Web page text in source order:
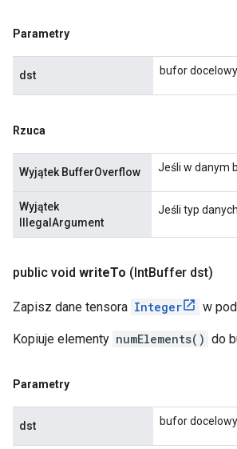
Parametry
dst bufor docelowy
Rzuca
Wyjątek BufferOverflow Jeśli w danym
Wyjątek
IllegalArgument
Jeśli typ
public void writeTo (IntBuffer dst)
Zapisz dane tensora Integer w
Kopiuje elementy numElements() do
Parametry
dst bufor docelowy